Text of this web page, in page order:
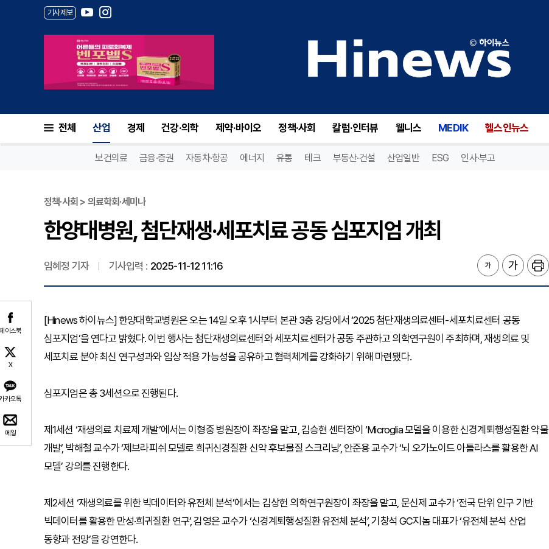
기사제보
전체 산업 경제 건강·의학 제약·바이오 정책·사회 칼럼·인터뷰 웰니스 MEDIK 헬스인뉴스
보건의료 금융·증권 자동차·항공 에너지 유통 테크 부동산·건설 산업일반 ESG 인사·부고
이스북
X
카오톡
메일
정책·사회 > 의료학회·세미나
한양대병원, 첨단재생·세포치료 공동 심포지엄 개최
임혜정 기자 기사입력 : 2025-11-12 11:16
[Hinews 하이뉴스] 한양대학교병원은 오는 14일 오후 1시부터 본관 3층 강당에서 ‘2025 첨단재생의료센터-세포치료센터 공동
심포지엄’을 연다고 밝혔다. 이번 행사는 첨단재생의료센터와 세포치료센터가 공동 주관하고 의학연구원이 주최하며, 재생의료 및
세포치료 분야 최신 연구성과와 임상 적용 가능성을 공유하고 협력체계를 강화하기 위해 마련됐다.
심포지엄은 총 3세션으로 진행된다.
제1세션 ‘재생의료 치료제 개발’에서는 이형중 병원장이 좌장을 맡고, 김승현 센터장이 ‘Microglia 모델을 이용한 신경계퇴행성질환 약물
개발’, 박해철 교수가 ‘제브라피쉬 모델로 희귀신경질환 신약 후보물질 스크리닝’, 안준용 교수가 ‘뇌 오가노이드 아틀라스를 활용한 AI
모델’ 강의를 진행한다.
제2세션 ‘재생의료를 위한 빅데이터와 유전체 분석’에서는 김상헌 의학연구원장이 좌장을 맡고, 문신제 교수가 ‘전국 단위 인구 기반
빅데이터를 활용한 만성·희귀질환 연구’, 김영은 교수가 ‘신경계퇴행성질환 유전체 분석’, 기창석 GC지놈 대표가 ‘유전체 분석 산업
동향과 전망’을 강연한다.